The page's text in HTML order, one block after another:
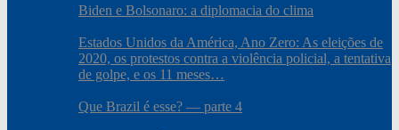
Biden e Bolsonaro: a diplomacia do clima
Estados Unidos da América, Ano Zero: As eleições de
2020, os protestos contra a violência policial, a tentativa
de golpe, e os 11 meses…
Que Brazil é esse? — parte 4